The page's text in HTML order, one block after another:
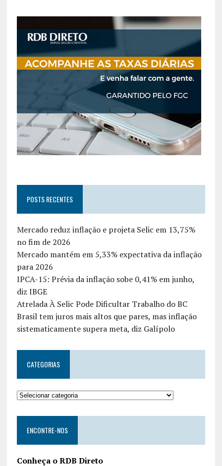
POSTS RECENTES
Mercado reduz inflação e projeta Selic em 13,75%
no fim de 2026
Mercado mantém em 5,33% expectativa da inflação
para 2026
IPCA-15: Prévia da inflação sobe 0,41% em junho,
diz IBGE
Atrelada À Selic Pode Dificultar Trabalho do BC
Brasil tem juros mais altos que pares, mas inflação
sistematicamente supera meta, diz Galípolo
CATEGORIAS
ENCONTRE-NOS
Conheça o RDB Direto